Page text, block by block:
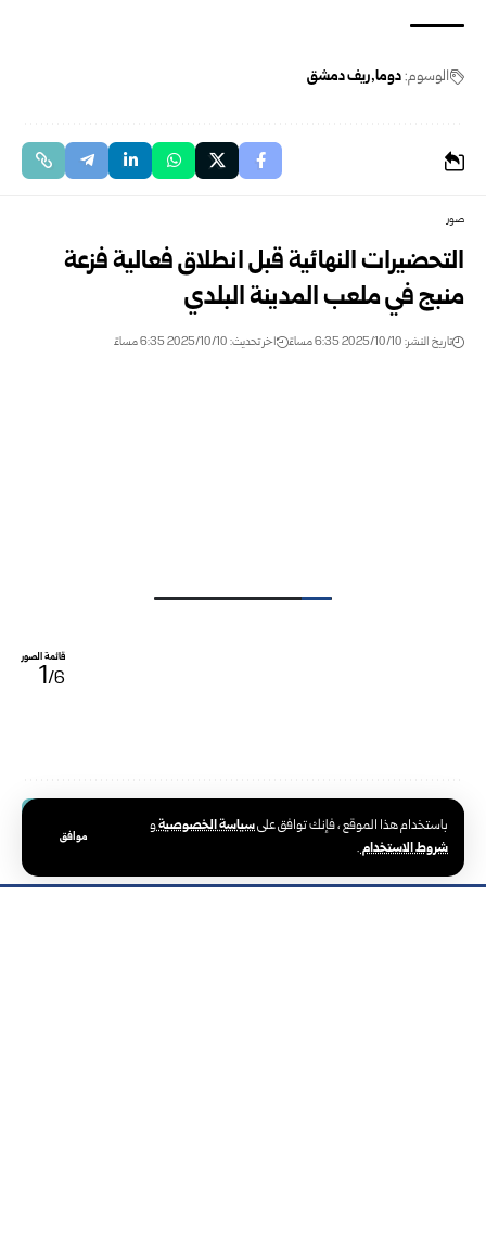
باستخدام هذا الموقع ، فإنك توافق علىسياسة الخصوصيةو
شروط الاستخدام.
موافق
الوسوم:دوما ريف دمشق
صور
التحضيرات النهائية قبل انطلاق فعالية فزعة
منبج في ملعب المدينة البلدي
تاريخ النشر: 2025/10/10 6:35 مساءً اخر تحديث: 2025/10/10 6:35 مساءً
قائمة الصور
1/6